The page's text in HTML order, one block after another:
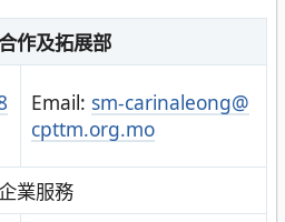
作及拓展部
Email: sm-carinaleong@
cpttm.org.mo
業服務